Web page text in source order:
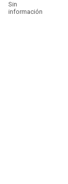
Sin
información